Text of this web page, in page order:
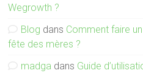
Wegrowth ?
Blog dans Comment faire
fête des mères ?
madga dans Guide